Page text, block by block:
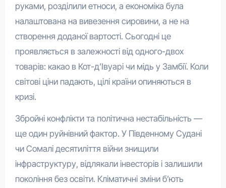
руками, розділили етноси, а економіка була
налаштована на вивезення сировини, а не на
створення доданої вартості. Сьогодні це
проявляється в залежності від одного-двох
товарів: какао в Кот-д’Івуарі чи мідь у Замбії. Коли
світові ціни падають, цілі країни опиняються в
кризі.
Збройні конфлікти та політична нестабільність —
ще один руйнівний фактор. У Південному Судані
чи Сомалі десятиліття війни знищили
інфраструктуру, відлякали інвесторів і залишили
покоління без освіти. Кліматичні зміни б’ють